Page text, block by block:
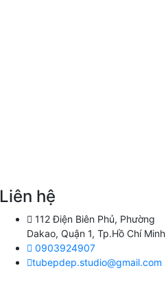
Liên hệ
112 Điện Biên Phủ, Phường
Dakao, Quận 1, Tp.Hồ Chí Minh
0903924907
tubepdep.studio@gmail.com